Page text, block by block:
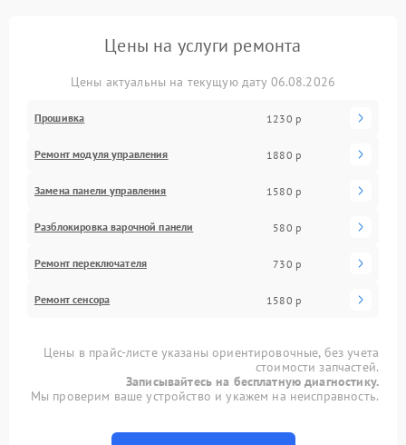
Цены на услуги ремонта
Цены актуальны на текущую дату 06.08.2026
Прошивка 1230 р
Ремонт модуля управления 1880 р
Замена панели управления 1580 р
Разблокировка варочной панели 580 р
Ремонт переключателя 730 р
Ремонт сенсора 1580 р
Цены в прайс-листе указаны ориентировочные, без учета
стоимости запчастей.
Записывайтесь на бесплатную диагностику.
Мы проверим ваше устройство и укажем на неисправность.